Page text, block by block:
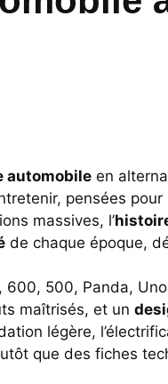
automobile en
pensées pour
massives, l’
de chaque époque,
600, 500, Panda,
maîtrisés, et un
légère,
que des fiches